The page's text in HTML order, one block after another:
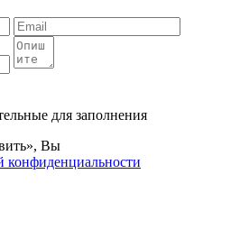
для заполнения
Вы
конфиденциальности